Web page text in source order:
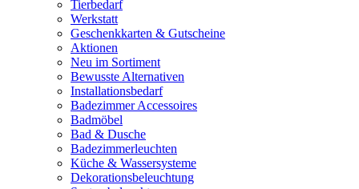
Tierbedarf
Werkstatt
Geschenkkarten & Gutscheine
Aktionen
Neu im Sortiment
Bewusste Alternativen
Installationsbedarf
Badezimmer Accessoires
Badmöbel
Bad & Dusche
Badezimmerleuchten
Küche & Wassersysteme
Dekorationsbeleuchtung